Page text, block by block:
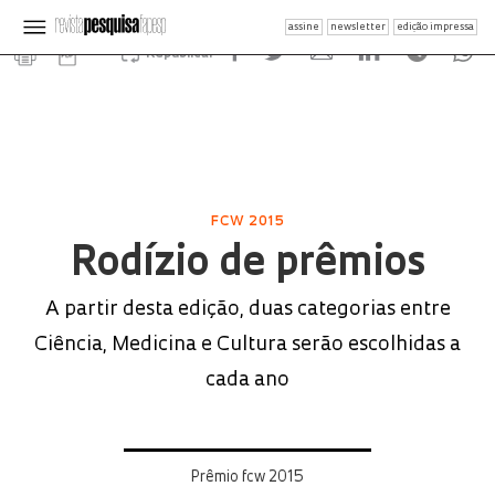
assine newsletter edição impressa
Republicar
FCW 2015
Rodízio de prêmios
A partir desta edição, duas categorias entre
Ciência, Medicina e Cultura serão escolhidas a
cada ano
Prêmio fcw 2015